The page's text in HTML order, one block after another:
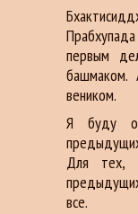
первым
веником.
Я буду
Для тех,
все.